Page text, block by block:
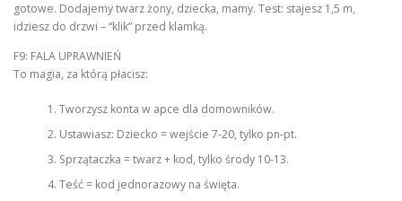
gotowe. Dodajemy twarz żony, dziecka, mamy. Test: stajesz 1,5 m,
idziesz do drzwi – “klik” przed klamką.
F9: FALA UPRAWNIEŃ
To magia, za którą płacisz:
Tworzysz konta w apce dla domowników.
Ustawiasz: Dziecko = wejście 7-20, tylko pn-pt.
Sprzątaczka = twarz + kod, tylko środy 10-13.
Teść = kod jednorazowy na święta.